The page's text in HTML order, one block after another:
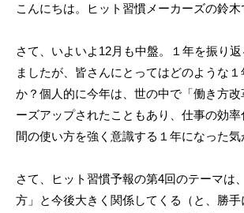
こんにちは。ヒット習慣メーカーズの鈴木
さて、いよいよ12月も中盤。１年を振り
ましたが、皆さんにとってはどのような１
か？個人的に今年は、世の中で「働き方改
ーズアップされたこともあり、仕事の効
間の使い方を強く意識する１年になった気
さて、ヒット習慣予報の第4回のテーマは
方」と今後大きく関係してくる（と、勝